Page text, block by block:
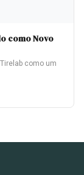
como Novo
como um